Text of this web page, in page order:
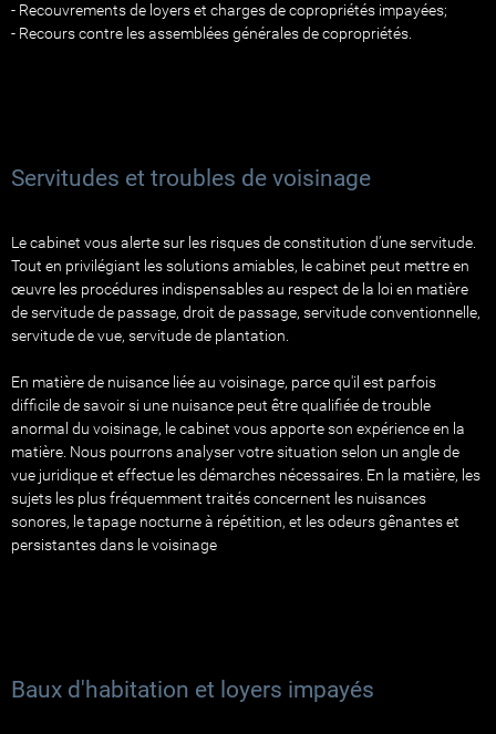
- Recouvrements de loyers et charges de copropriétés impayées;
- Recours contre les assemblées générales de copropriétés.
Servitudes et troubles de voisinage
Le cabinet vous alerte sur les risques de constitution d’une servitude.
Tout en privilégiant les solutions amiables, le cabinet peut mettre en
œuvre les procédures indispensables au respect de la loi en matière
de servitude de passage, droit de passage, servitude conventionnelle,
servitude de vue, servitude de plantation.
En matière de nuisance liée au voisinage, parce qu'il est parfois
difficile de savoir si une nuisance peut être qualifiée de trouble
anormal du voisinage, le cabinet vous apporte son expérience en la
matière. Nous pourrons analyser votre situation selon un angle de
vue juridique et effectue les démarches nécessaires. En la matière, les
sujets les plus fréquemment traités concernent les nuisances
sonores, le tapage nocturne à répétition, et les odeurs gênantes et
persistantes dans le voisinage
Baux d'habitation et loyers impayés